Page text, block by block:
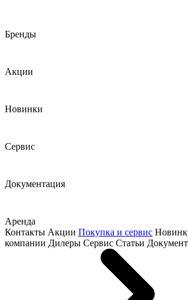
Бренды
Акции
Новинки
Сервис
Документация
Аренда
Контакты Акции Покупка и сервис
компании Дилеры Сервис Статьи